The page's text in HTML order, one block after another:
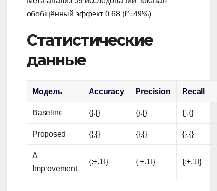
обобщённый эффект 0.68 (I²=49%).
Статистические
данные
Модель Accuracy Precision Recall
Baseline {}.{} {}.{} {}.{}
Proposed {}.{} {}.{} {}.{}
Δ
Improvement
{:+.1f} {:+.1f} {:+.1f}